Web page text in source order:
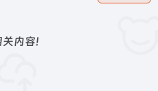
关内容!